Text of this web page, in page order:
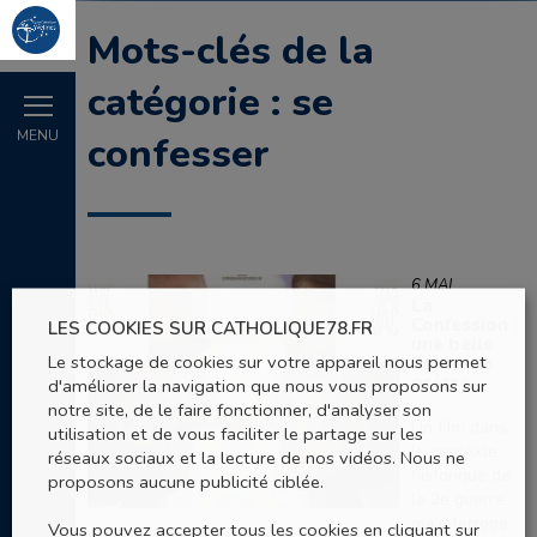
MENU
Mots-clés de la
catégorie : se
confesser
6 MAI
figure de
prêtre
Un film dans
le contexte
qui interroge
LES COOKIES SUR CATHOLIQUE78.FR
Le stockage de cookies sur votre appareil nous permet
d'améliorer la navigation que nous vous proposons sur
notre site, de le faire fonctionner, d'analyser son
utilisation et de vous faciliter le partage sur les
réseaux sociaux et la lecture de nos vidéos. Nous ne
proposons aucune publicité ciblée.
Vous pouvez accepter tous les cookies en cliquant sur